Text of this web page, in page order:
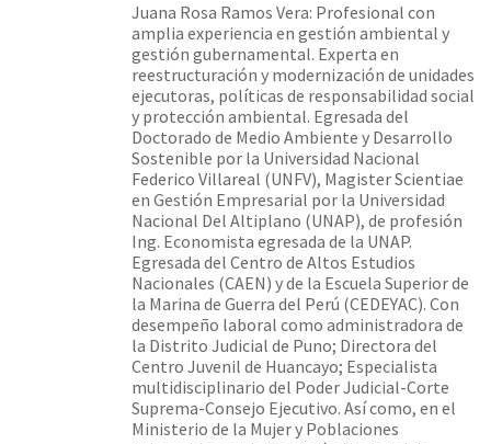
Juana Rosa Ramos Vera: Profesional con
amplia experiencia en gestión ambiental y
gestión gubernamental. Experta en
reestructuración y modernización de unidades
ejecutoras, políticas de responsabilidad social
y protección ambiental. Egresada del
Doctorado de Medio Ambiente y Desarrollo
Sostenible por la Universidad Nacional
Federico Villareal (UNFV), Magister Scientiae
en Gestión Empresarial por la Universidad
Nacional Del Altiplano (UNAP), de profesión
Ing. Economista egresada de la UNAP.
Egresada del Centro de Altos Estudios
Nacionales (CAEN) y de la Escuela Superior de
la Marina de Guerra del Perú (CEDEYAC). Con
desempeño laboral como administradora de
la Distrito Judicial de Puno; Directora del
Centro Juvenil de Huancayo; Especialista
multidisciplinario del Poder Judicial-Corte
Suprema-Consejo Ejecutivo. Así como, en el
Ministerio de la Mujer y Poblaciones